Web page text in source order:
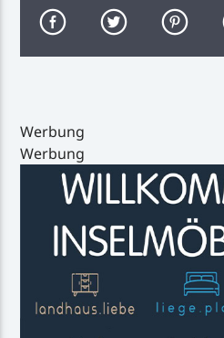
Inselradio Föhr
Werbung
Werbung